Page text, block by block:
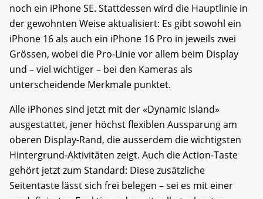
noch ein iPhone SE. Stattdessen wird die Hauptlinie in
der gewohnten Weise aktualisiert: Es gibt sowohl ein
iPhone 16 als auch ein iPhone 16 Pro in jeweils zwei
Grössen, wobei die Pro-Linie vor allem beim Display
und – viel wichtiger – bei den Kameras als
unterscheidende Merkmale punktet.
Alle iPhones sind jetzt mit der «Dynamic Island»
ausgestattet, jener höchst flexiblen Aussparung am
oberen Display-Rand, die ausserdem die wichtigsten
Hintergrund-Aktivitäten zeigt. Auch die Action-Taste
gehört jetzt zum Standard: Diese zusätzliche
Seitentaste lässt sich frei belegen – sei es mit einer